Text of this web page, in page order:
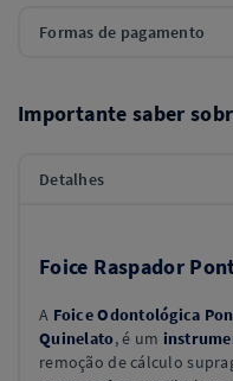
Formas de pagamento
Importante saber
Detalhes
Foice Raspador
A Foice Odontológica
Quinelato, é um
remoção de cálculo